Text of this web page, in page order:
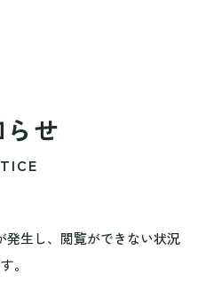
せ
発生し、閲覧ができない状況
。